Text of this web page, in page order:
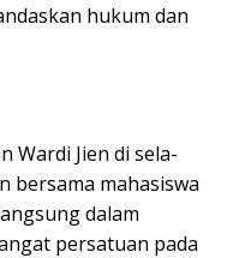
hukum dan
Wardi Jien di sela-
bersama mahasiswa
dalam
persatuan pada